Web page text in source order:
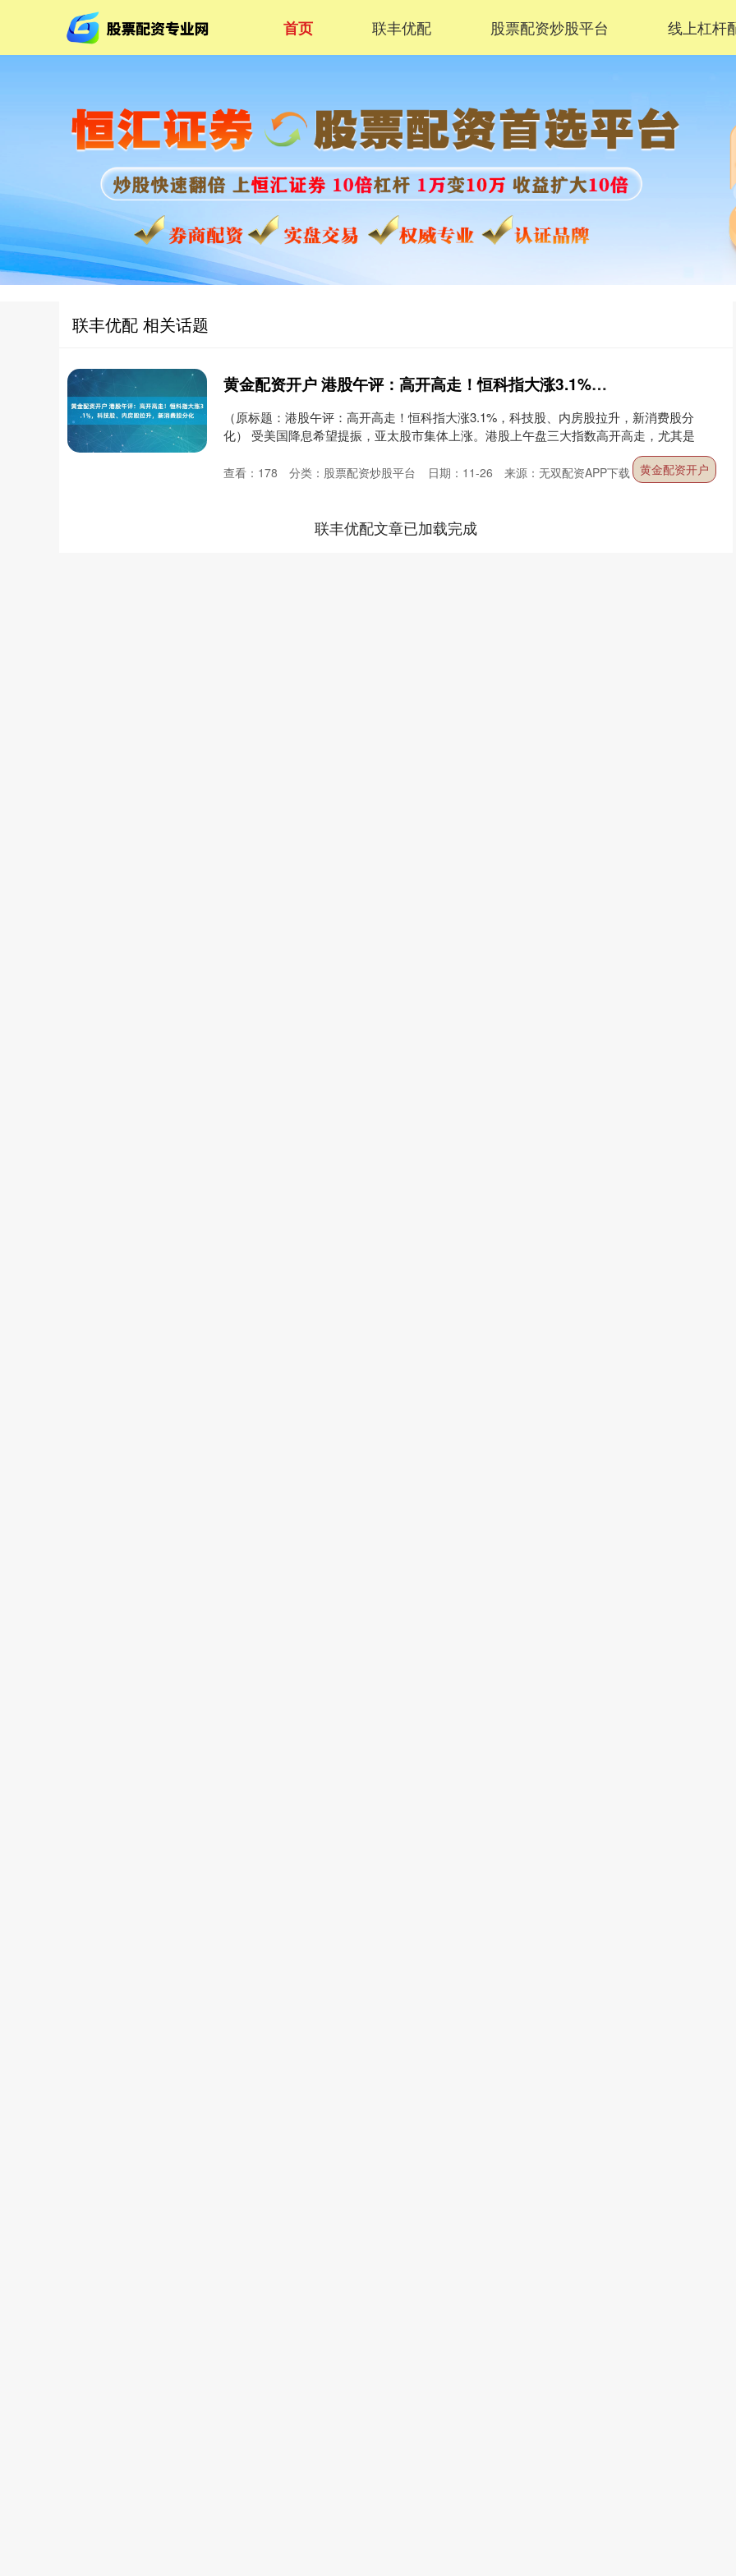
首页 联丰优配 股票配资炒股平台 线上杠杆
联丰优配 相关话题
黄金配资开户 港股午评：高开高走！恒科指大涨3.1%，科技股、内房股拉升，新消费股分化
（原标题：港股午评：高开高走！恒科指大涨3.1%，科技股、内房股拉升，新消费股分
化） 受美国降息希望提振，亚太股市集体上涨。港股上午盘三大指数高开高走，尤其是
黄金配资开户
日期：11-26 来源：无双配资APP下载
查看： 178 分类： 股票配资炒股平台
联丰优配文章已加载完成